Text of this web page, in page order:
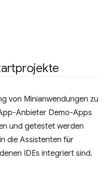
von Minianwendungen zu
Anbieter Demo-Apps
und getestet werden
die Assistenten für
IDEs integriert sind.